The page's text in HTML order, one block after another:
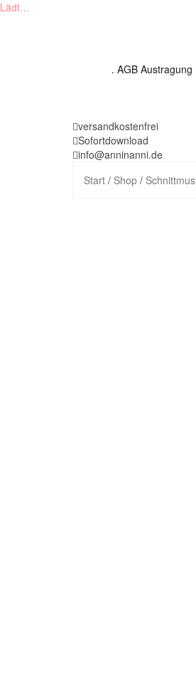
Lädt…
. AGB Austragung
versandkostenfrei
Sofortdownload
info@anninanni.de
Start / Shop /